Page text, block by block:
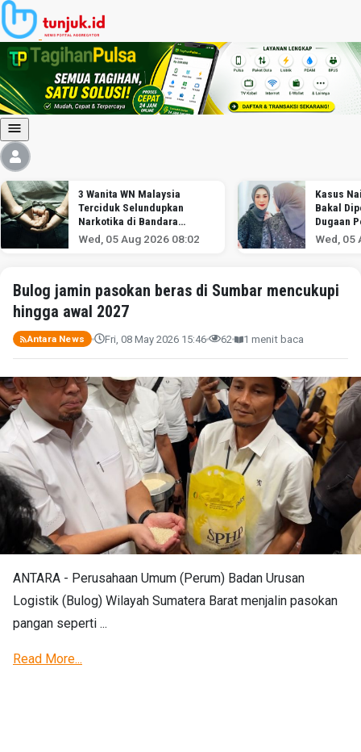
3 Wanita WN Malaysia
Terciduk Selundupkan
Narkotika di Bandara
Soekarno-Hatta
Wed, 05 Aug 2026 08:02
Kasus
Bakal
Dugaan
Wed, 05
Bulog jamin pasokan beras di Sumbar mencukupi
hingga awal 2027
Antara News Fri, 08 May 2026 15:46 62 1 menit baca
ANTARA - Perusahaan Umum (Perum) Badan Urusan
Logistik (Bulog) Wilayah Sumatera Barat menjalin pasokan
pangan seperti ...
Read More...